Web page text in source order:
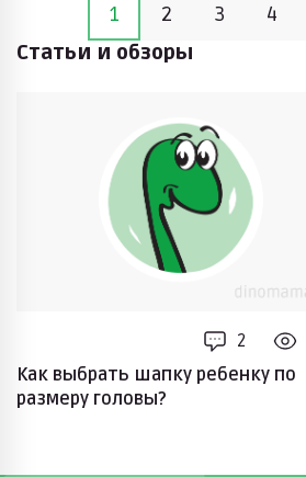
1 2 3 4
Статьи и обзоры
2
Как выбрать шапку ребенку по
размеру головы?